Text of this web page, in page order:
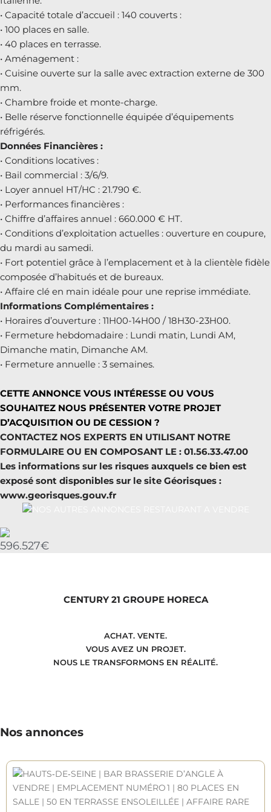
• Capacité totale d’accueil : 140 couverts :
• 100 places en salle.
• 40 places en terrasse.
• Aménagement :
• Cuisine ouverte sur la salle avec extraction externe de 300
mm.
• Chambre froide et monte-charge.
• Belle réserve fonctionnelle équipée d’équipements
réfrigérés.
Données Financières :
• Conditions locatives :
• Bail commercial : 3/6/9.
• Loyer annuel HT/HC : 21.790 €.
• Performances financières :
• Chiffre d’affaires annuel : 660.000 € HT.
• Conditions d’exploitation actuelles : ouverture en coupure,
du mardi au samedi.
• Fort potentiel grâce à l’emplacement et à la clientèle fidèle
composée d’habitués et de bureaux.
• Affaire clé en main idéale pour une reprise immédiate.
Informations Complémentaires :
• Horaires d’ouverture : 11H00-14H00 / 18H30-23H00.
• Fermeture hebdomadaire : Lundi matin, Lundi AM,
Dimanche matin, Dimanche AM.
• Fermeture annuelle : 3 semaines.
CETTE ANNONCE VOUS INTÉRESSE OU VOUS
SOUHAITEZ NOUS PRÉSENTER VOTRE PROJET
D’ACQUISITION OU DE CESSION ?
CONTACTEZ NOS EXPERTS EN UTILISANT NOTRE
FORMULAIRE OU EN COMPOSANT LE : 01.56.33.47.00
Les informations sur les risques auxquels ce bien est
exposé sont disponibles sur le site Géorisques :
www.georisques.gouv.fr
596.527€
CENTURY 21 GROUPE HORECA
ACHAT. VENTE.
VOUS AVEZ UN PROJET.
NOUS LE TRANSFORMONS EN RÉALITÉ.
Nos annonces